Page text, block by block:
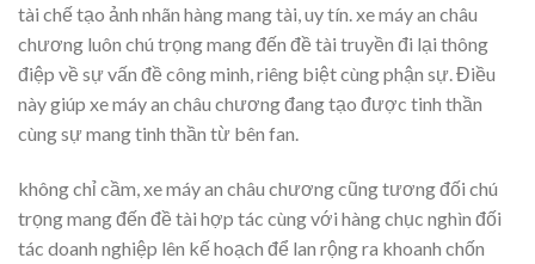
tài chế tạo ảnh nhãn hàng mang tài, uy tín. xe máy an châu
chương luôn chú trọng mang đến đề tài truyền đi lại thông
điệp về sự vấn đề công minh, riêng biệt cùng phận sự. Điều
này giúp xe máy an châu chương đang tạo được tinh thần
cùng sự mang tinh thần từ bên fan.
không chỉ cầm, xe máy an châu chương cũng tương đối chú
trọng mang đến đề tài hợp tác cùng với hàng chục nghìn đối
tác doanh nghiệp lên kế hoạch để lan rộng ra khoanh chốn